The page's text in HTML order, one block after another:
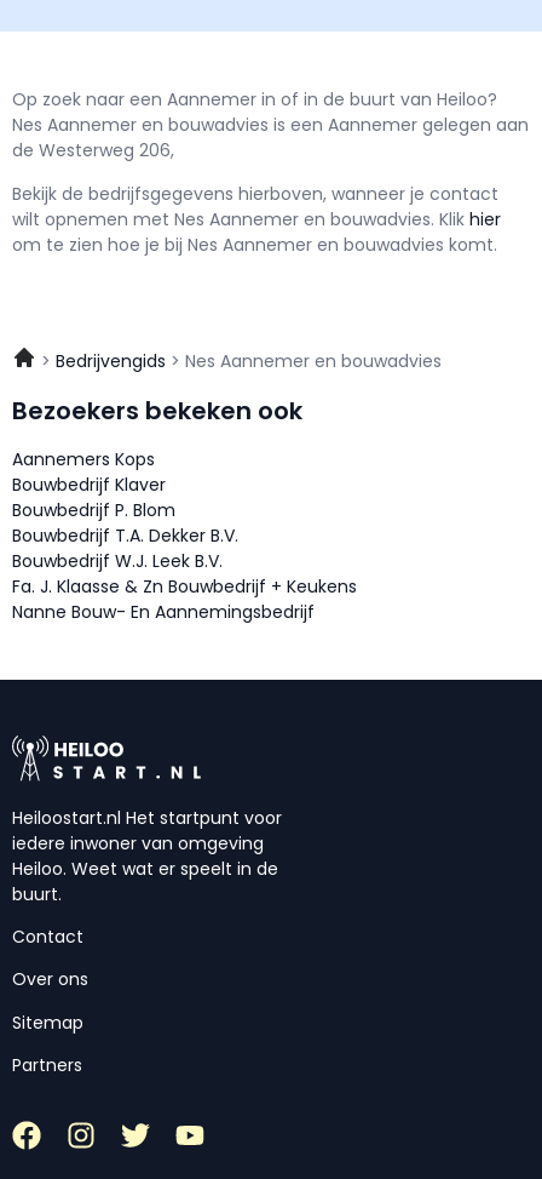
Op zoek naar een Aannemer in of in de buurt van Heiloo?
Nes Aannemer en bouwadvies is een Aannemer gelegen aan
de Westerweg 206,
Bekijk de bedrijfsgegevens hierboven, wanneer je contact
wilt opnemen met Nes Aannemer en bouwadvies. Klik hier
om te zien hoe je bij Nes Aannemer en bouwadvies komt.
Bedrijvengids Nes Aannemer en bouwadvies
Bezoekers bekeken ook
Aannemers Kops
Bouwbedrijf Klaver
Bouwbedrijf P. Blom
Bouwbedrijf T.A. Dekker B.V.
Bouwbedrijf W.J. Leek B.V.
Fa. J. Klaasse & Zn Bouwbedrijf + Keukens
Nanne Bouw- En Aannemingsbedrijf
Heiloostart.nl Het startpunt voor
iedere inwoner van omgeving
Heiloo. Weet wat er speelt in de
buurt.
Contact
Over ons
Sitemap
Partners